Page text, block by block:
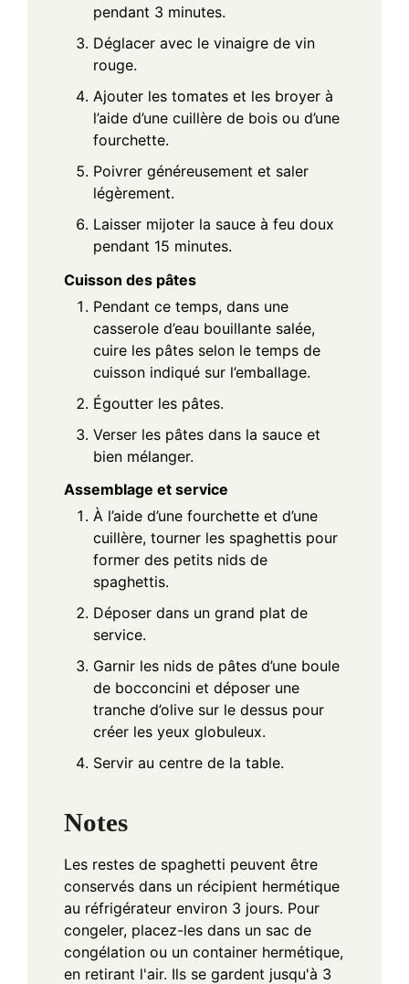
pendant 3 minutes.
Déglacer avec le vinaigre de vin
rouge.
Ajouter les tomates et les broyer à
l’aide d’une cuillère de bois ou d’une
fourchette.
Poivrer généreusement et saler
légèrement.
Laisser mijoter la sauce à feu doux
pendant 15 minutes.
Cuisson des pâtes
Pendant ce temps, dans une
casserole d’eau bouillante salée,
cuire les pâtes selon le temps de
cuisson indiqué sur l’emballage.
Égoutter les pâtes.
Verser les pâtes dans la sauce et
bien mélanger.
Assemblage et service
À l’aide d’une fourchette et d’une
cuillère, tourner les spaghettis pour
former des petits nids de
spaghettis.
Déposer dans un grand plat de
service.
Garnir les nids de pâtes d’une boule
de bocconcini et déposer une
tranche d’olive sur le dessus pour
créer les yeux globuleux.
Servir au centre de la table.
Notes
Les restes de spaghetti peuvent être
conservés dans un récipient hermétique
au réfrigérateur environ 3 jours. Pour
congeler, placez-les dans un sac de
congélation ou un container hermétique,
en retirant l'air. Ils se gardent jusqu'à 3